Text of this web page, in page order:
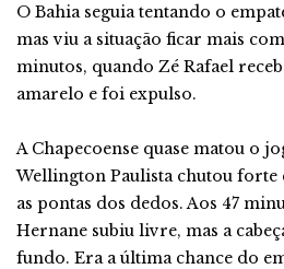
O Bahia seguia tentando o
mas viu a situação ficar mais
minutos, quando Zé Rafael
amarelo e foi expulso.
A Chapecoense quase matou o
Wellington Paulista chutou forte
as pontas dos dedos. Aos 47
Hernane subiu livre, mas a
fundo. Era a última chance do